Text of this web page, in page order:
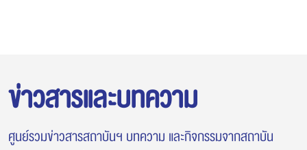
ข่าวสารและบทความ
ศูนย์รวมข่าวสารสถาบันฯ บทความ และกิจกรรมจากสถาบัน